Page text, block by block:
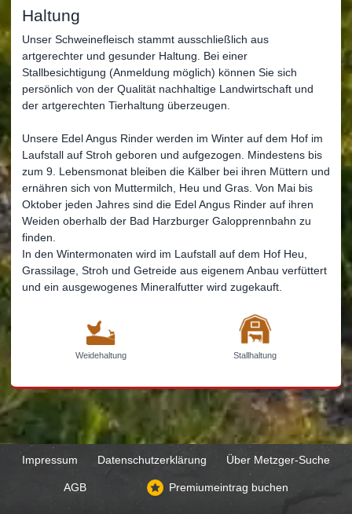
Haltung
Unser Schweinefleisch stammt ausschließlich aus
artgerechter und gesunder Haltung. Bei einer
Stallbesichtigung (Anmeldung möglich) können Sie sich
persönlich von der Qualität nachhaltige Landwirtschaft und
der artgerechten Tierhaltung überzeugen.
Unsere Edel Angus Rinder werden im Winter auf dem Hof im
Laufstall auf Stroh geboren und aufgezogen. Mindestens bis
zum 9. Lebensmonat bleiben die Kälber bei ihren Müttern und
ernähren sich von Muttermilch, Heu und Gras. Von Mai bis
Oktober jeden Jahres sind die Edel Angus Rinder auf ihren
Weiden oberhalb der Bad Harzburger Galopprennbahn zu
finden.
In den Wintermonaten wird im Laufstall auf dem Hof Heu,
Grassilage, Stroh und Getreide aus eigenem Anbau verfüttert
und ein ausgewogenes Mineralfutter wird zugekauft.
Weidehaltung Stallhaltung
Impressum Datenschutzerklärung Über Metzger-Suche
AGB Premiumeintrag buchen